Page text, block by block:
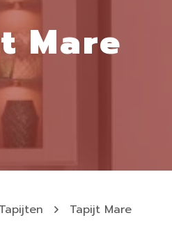
Mare
Tapijten Tapijt Mare